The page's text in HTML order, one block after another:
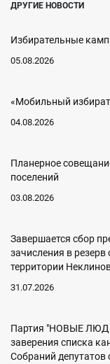
ДРУГИЕ НОВОСТИ
Избирательные
05.08.2026
«Мобильный
04.08.2026
Планерное
поселений
03.08.2026
Завершается сбор
зачисления в
территории
31.07.2026
Партия "НОВЫЕ
заверения списка
Собраний депутатов